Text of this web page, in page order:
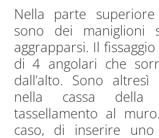
Nella parte
sono dei maniglioni
aggrapparsi. Il
di 4 angolari che
dall’alto. Sono
nella cassa
tassellamento al
caso, di inserire